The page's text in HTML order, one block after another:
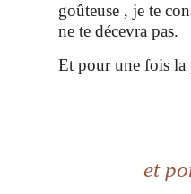
goûteuse , je te
ne te décevra pas.
Et pour une fois
et